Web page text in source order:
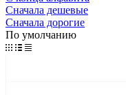
Сначала дешевые
Сначала дорогие
По умолчанию